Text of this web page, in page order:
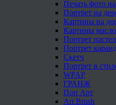
Печать фото
Портрет на
Картины на
Картины
Портрет
Портрет
Скетч
Портрет в
WPAP
ГРАНЖ
Поп Арт
Art Brush